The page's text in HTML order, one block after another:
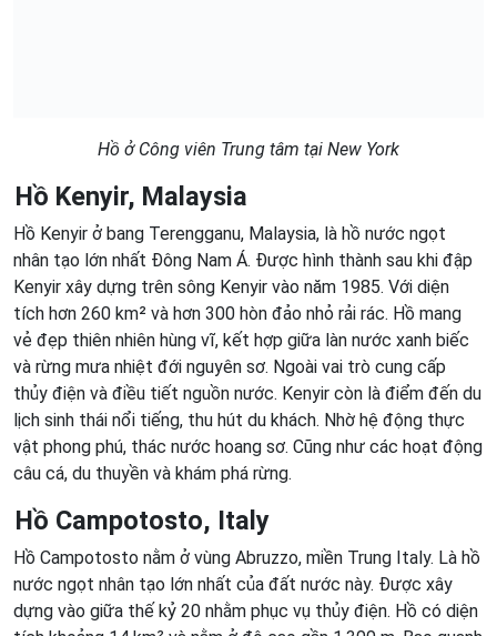
Hồ ở Công viên Trung tâm tại New York
Hồ Kenyir, Malaysia
Hồ Kenyir ở bang Terengganu, Malaysia, là hồ nước ngọt
nhân tạo lớn nhất Đông Nam Á. Được hình thành sau khi đập
Kenyir xây dựng trên sông Kenyir vào năm 1985. Với diện
tích hơn 260 km² và hơn 300 hòn đảo nhỏ rải rác. Hồ mang
vẻ đẹp thiên nhiên hùng vĩ, kết hợp giữa làn nước xanh biếc
và rừng mưa nhiệt đới nguyên sơ. Ngoài vai trò cung cấp
thủy điện và điều tiết nguồn nước. Kenyir còn là điểm đến du
lịch sinh thái nổi tiếng, thu hút du khách. Nhờ hệ động thực
vật phong phú, thác nước hoang sơ. Cũng như các hoạt động
câu cá, du thuyền và khám phá rừng.
Hồ Campotosto, Italy
Hồ Campotosto nằm ở vùng Abruzzo, miền Trung Italy. Là hồ
nước ngọt nhân tạo lớn nhất của đất nước này. Được xây
dựng vào giữa thế kỷ 20 nhằm phục vụ thủy điện. Hồ có diện